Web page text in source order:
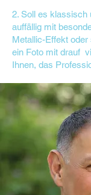
2. Soll es klassisch
auffällig mit
Metallic-Effekt
ein Foto mit drauf
Ihnen, das